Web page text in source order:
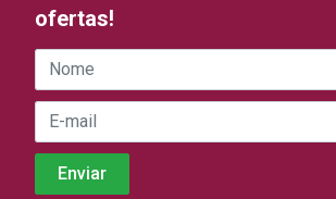
ofertas!